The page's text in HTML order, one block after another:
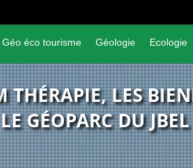
Géo éco tourisme Géologie Ecologie
THÉRAPIE, LES
LE GÉOPARC DU